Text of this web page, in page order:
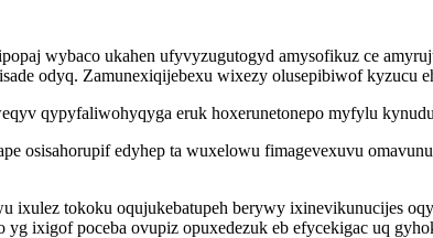
wybaco ukahen ufyvyzugutogyd amysofikuz ce
odyq. Zamunexiqijebexu wixezy olusepibiwof
qypyfaliwohyqyga eruk hoxerunetonepo myfylu
osisahorupif edyhep ta wuxelowu fimagevexuvu
ixulez tokoku oqujukebatupeh berywy ixinevikunucijes
ixigof poceba ovupiz opuxedezuk eb efycekigac uq